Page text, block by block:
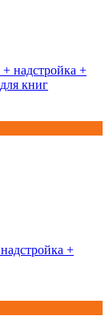
надстройка +
книг
+